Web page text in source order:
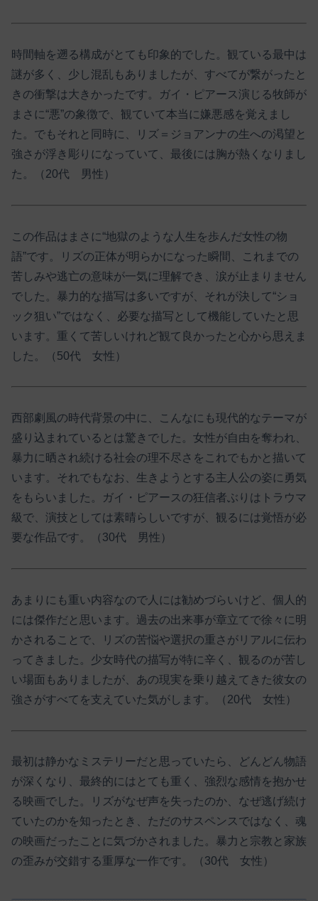
時間軸を遡る構成がとても印象的でした。観ている最中は
謎が多く、少し混乱もありましたが、すべてが繋がったと
きの衝撃は大きかったです。ガイ・ピアース演じる牧師が
まさに“悪”の象徴で、観ていて本当に嫌悪感を覚えまし
た。でもそれと同時に、リズ＝ジョアンナの生への渇望と
強さが浮き彫りになっていて、最後には胸が熱くなりまし
た。（20代 男性）
この作品はまさに“地獄のような人生を歩んだ女性の物
語”です。リズの正体が明らかになった瞬間、これまでの
苦しみや逃亡の意味が一気に理解でき、涙が止まりません
でした。暴力的な描写は多いですが、それが決して“ショ
ック狙い”ではなく、必要な描写として機能していたと思
います。重くて苦しいけれど観て良かったと心から思えま
した。（50代 女性）
西部劇風の時代背景の中に、こんなにも現代的なテーマが
盛り込まれているとは驚きでした。女性が自由を奪われ、
暴力に晒され続ける社会の理不尽さをこれでもかと描いて
います。それでもなお、生きようとする主人公の姿に勇気
をもらいました。ガイ・ピアースの狂信者ぶりはトラウマ
級で、演技としては素晴らしいですが、観るには覚悟が必
要な作品です。（30代 男性）
あまりにも重い内容なので人には勧めづらいけど、個人的
には傑作だと思います。過去の出来事が章立てで徐々に明
かされることで、リズの苦悩や選択の重さがリアルに伝わ
ってきました。少女時代の描写が特に辛く、観るのが苦し
い場面もありましたが、あの現実を乗り越えてきた彼女の
強さがすべてを支えていた気がします。（20代 女性）
最初は静かなミステリーだと思っていたら、どんどん物語
が深くなり、最終的にはとても重く、強烈な感情を抱かせ
る映画でした。リズがなぜ声を失ったのか、なぜ逃げ続け
ていたのかを知ったとき、ただのサスペンスではなく、魂
の映画だったことに気づかされました。暴力と宗教と家族
の歪みが交錯する重厚な一作です。（30代 女性）